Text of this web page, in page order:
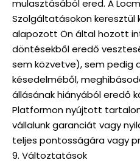
mulasztásából ered. A
Szolgáltatásokon
alapozott Ön által hozott
döntésekből eredő
sem közvetve), sem pedig
késedelméből,
állásának hiányából eredő
Platformon nyújtott
vállalunk garanciát vagy
teljes pontosságára vagy
9. Változtatások